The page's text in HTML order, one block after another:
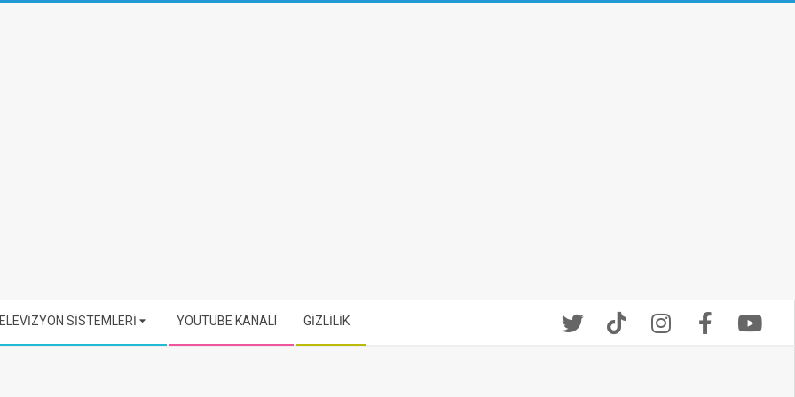
SİSTEMLERİ YOUTUBE KANALI GİZLİLİK